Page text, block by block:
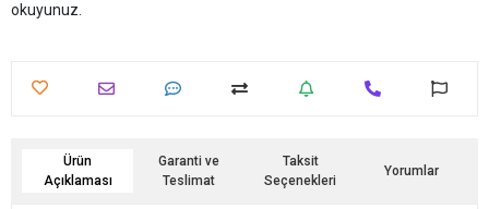
okuyunuz.
Ürün
Açıklaması
Garanti ve
Teslimat
Taksit
Seçenekleri
Yorumlar